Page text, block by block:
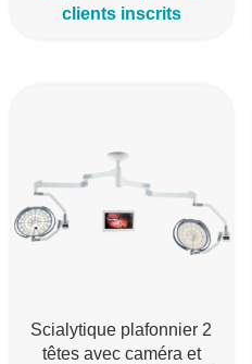
clients inscrits
Scialytique plafonnier 2
têtes avec caméra et